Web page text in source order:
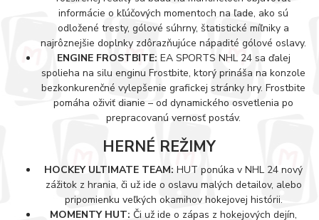
informácie o kľúčových momentoch na ľade, ako sú
odložené tresty, gólové súhrny, štatistické míľniky a
najrôznejšie doplnky zdôrazňujúce nápadité gólové oslavy.
ENGINE FROSTBITE: EA SPORTS NHL 24 sa ďalej
spolieha na silu enginu Frostbite, ktorý prináša na konzole
bezkonkurenčné vylepšenie grafickej stránky hry. Frostbite
pomáha oživiť dianie – od dynamického osvetlenia po
prepracovanú vernosť postáv.
HERNÉ REŽIMY
HOCKEY ULTIMATE TEAM: HUT ponúka v NHL 24 nový
zážitok z hrania, či už ide o oslavu malých detailov, alebo
pripomienku veľkých okamihov hokejovej histórii.
MOMENTY HUT: Či už ide o zápas z hokejových dejín,